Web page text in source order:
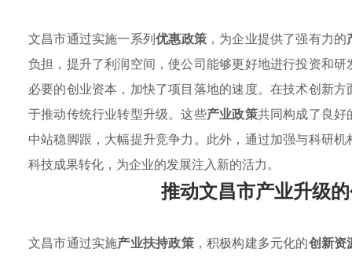
文昌市通过实施一系列优惠政策，为企业提供了强有力的
负担，提升了利润空间，使公司能够更好地进行投资和
必要的创业资本，加快了项目落地的速度。在技术创新
于推动传统行业转型升级。这些产业政策共同构成了良好
中站稳脚跟，大幅提升竞争力。此外，通过加强与科研
科技成果转化，为企业的发展注入新的活力。
推动文昌市产业升级
文昌市通过实施产业扶持政策，积极构建多元化的创新资